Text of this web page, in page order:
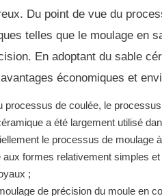
Du point de vue du
telles que le moulage en
En adoptant du sable
économiques et
processus de coulée, le
a été largement utilisé
le processus de moulage
aux formes relativement simples
;
de précision du moule en